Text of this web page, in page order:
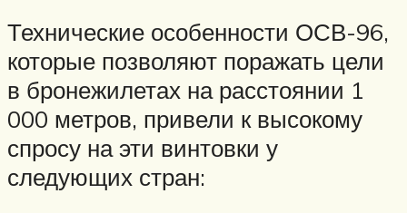
Технические особенности ОСВ-96,
которые позволяют поражать цели
в бронежилетах на расстоянии 1
000 метров, привели к высокому
спросу на эти винтовки у
следующих стран: